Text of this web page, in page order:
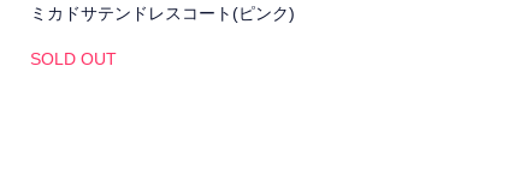
ミカドサテンドレスコート(ピンク)
SOLD OUT